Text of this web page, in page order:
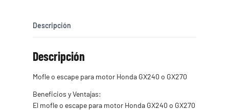
GX240
cantidad
Descripción
Descripción
Mofle o escape para motor Honda GX240 o GX270
Beneficios y Ventajas:
El mofle o escape para motor Honda GX240 o GX270